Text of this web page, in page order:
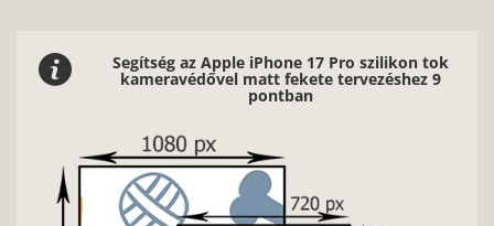
Segítség az Apple iPhone 17 Pro szilikon tok
kameravédővel matt fekete tervezéshez 9
pontban